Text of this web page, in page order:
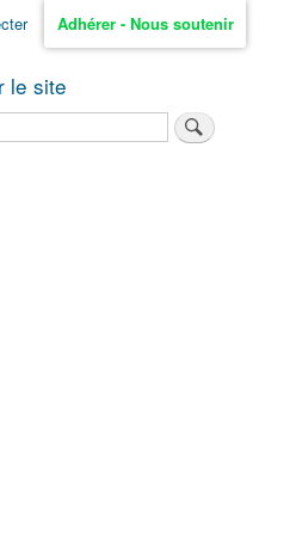
Adhérer - Nous soutenir
le site